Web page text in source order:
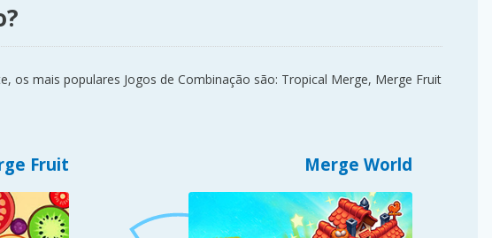
os mais populares Jogos de Combinação são: Tropical Merge, Merge Fruit
Fruit Merge World